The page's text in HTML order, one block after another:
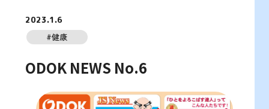
2023.1.6
#健康
ODOK NEWS No.6